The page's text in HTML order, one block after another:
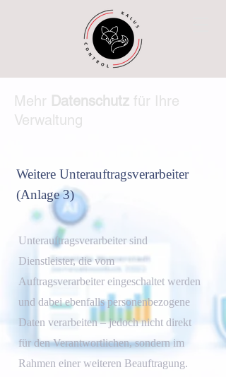
Mehr Datenschutz für Ihre
Verwaltung
Weitere Unterauftragsverarbeiter
(Anlage 3)
Unterauftragsverarbeiter sind
Dienstleister, die vom
Auftragsverarbeiter eingeschaltet werden
und dabei ebenfalls personenbezogene
Daten verarbeiten – jedoch nicht direkt
für den Verantwortlichen, sondern im
Rahmen einer weiteren Beauftragung.